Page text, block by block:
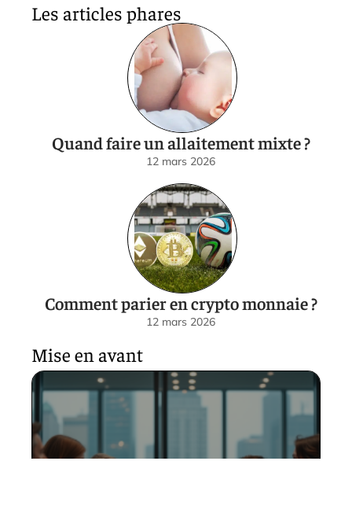
Les articles phares
Quand faire un allaitement mixte ?
12 mars 2026
Comment parier en crypto monnaie ?
12 mars 2026
Mise en avant
Conflits : Découvrez les 7